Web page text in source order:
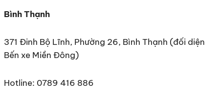
Bình Thạnh
371 Đinh Bộ Lĩnh, Phường 26, Bình Thạnh (đối diện
Bến xe Miền Đông)
Hotline: 0789 416 886